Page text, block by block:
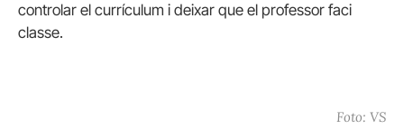
controlar el currículum i deixar que el professor faci
classe.
Foto: VS